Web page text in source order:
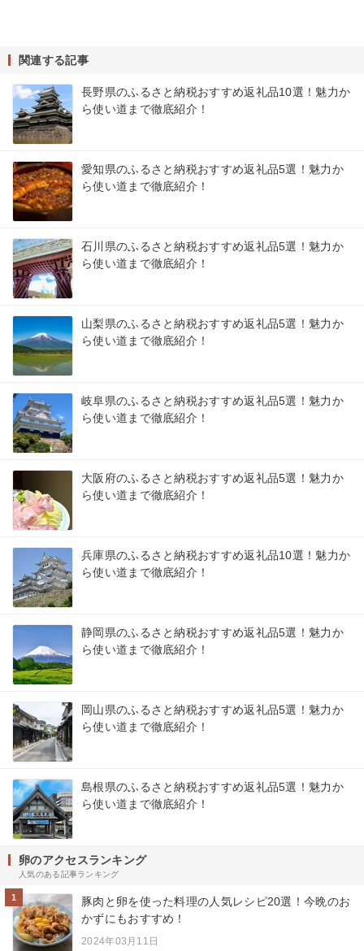
関連する記事
長野県のふるさと納税おすすめ返礼品10選！魅力か
ら使い道まで徹底紹介！
愛知県のふるさと納税おすすめ返礼品5選！魅力か
ら使い道まで徹底紹介！
石川県のふるさと納税おすすめ返礼品5選！魅力か
ら使い道まで徹底紹介！
山梨県のふるさと納税おすすめ返礼品5選！魅力か
ら使い道まで徹底紹介！
岐阜県のふるさと納税おすすめ返礼品5選！魅力か
ら使い道まで徹底紹介！
大阪府のふるさと納税おすすめ返礼品5選！魅力か
ら使い道まで徹底紹介！
兵庫県のふるさと納税おすすめ返礼品10選！魅力か
ら使い道まで徹底紹介！
静岡県のふるさと納税おすすめ返礼品5選！魅力か
ら使い道まで徹底紹介！
岡山県のふるさと納税おすすめ返礼品5選！魅力か
ら使い道まで徹底紹介！
島根県のふるさと納税おすすめ返礼品5選！魅力か
ら使い道まで徹底紹介！
卵のアクセスランキング
人気のある記事ランキング
1
豚肉と卵を使った料理の人気レシピ20選！今晩のお
かずにもおすすめ！
2024年03月11日